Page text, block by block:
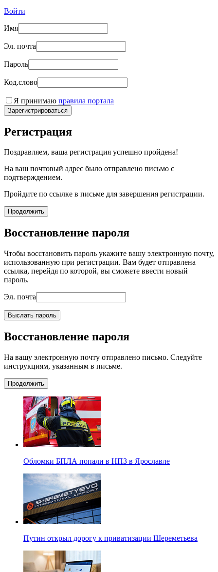
Войти
Имя
Эл. почта
Пароль
Код.слово
Я принимаю правила портала
Зарегистрироваться
Регистрация
Поздравляем, ваша регистрация успешно пройдена!
На ваш почтовый адрес было отправлено письмо с
подтверждением.
Пройдите по ссылке в письме для завершения регистрации.
Продолжить
Восстановление пароля
Чтобы восстановить пароль укажите вашу электронную почту,
использованную при регистрации. Вам будет отправлена
ссылка, перейдя по которой, вы сможете ввести новый
пароль.
Эл. почта
Выслать пароль
Восстановление пароля
На вашу электронную почту отправлено письмо. Следуйте
инструкциям, указанным в письме.
Продолжить
Обломки БПЛА попали в НПЗ в Ярославле
Путин открыл дорогу к приватизации Шереметьева